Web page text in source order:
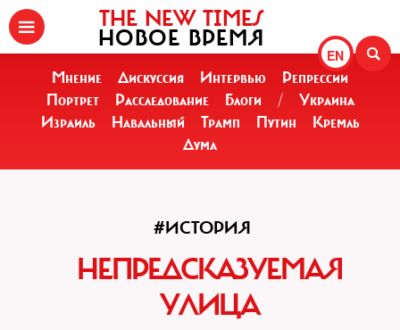
EN
THE NEW TIMES
НОВОЕ ВРЕМЯ
Мнение Дискуссия Интервью
Репрессии
Портрет
Расследование Блоги /
Украина
Израиль
Навальный Трамп Путин
Кремль
Дума
#ИСТОРИЯ
НЕПРЕДСКАЗУЕМАЯ
УЛИЦА